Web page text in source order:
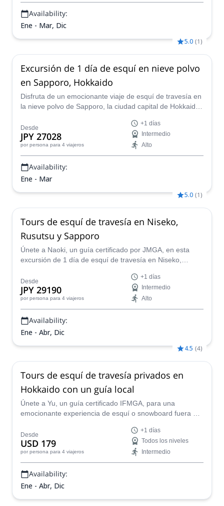
Availability:
Ene - Mar, Dic
5.0 (1)
Excursión de 1 día de esquí en nieve polvo
en Sapporo, Hokkaido
Disfruta de un emocionante viaje de esquí de travesía en
la nieve polvo de Sapporo, la ciudad capital de Hokkaido,
Desde
JPY 27028
por persona para 4 viajeros
+1 días
Intermedio
Alto
Availability:
Ene - Mar
5.0 (1)
Tours de esquí de travesía en Niseko,
Rusutsu y Sapporo
Únete a Naoki, un guía certificado por JMGA, en esta
excursión de 1 día de esquí de travesía en Niseko,
polvo en Hokkaido.
Desde
JPY 29190
por persona para 4 viajeros
+1 días
Intermedio
Alto
Availability:
Ene - Abr, Dic
4.5 (4)
Tours de esquí de travesía privados en
Hokkaido con un guía local
Únete a Yu, un guía certificado IFMGA, para una
emocionante experiencia de esquí o snowboard fuera de
hecha a medida solo para ti.
Desde
USD 179
por persona para 4 viajeros
+1 días
Todos los niveles
Intermedio
Availability:
Ene - Abr, Dic